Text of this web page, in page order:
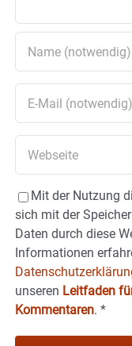
Mit der Nutzung
sich mit der
Daten durch diese
Informationen
unseren Leitfaden
Kommentaren. *